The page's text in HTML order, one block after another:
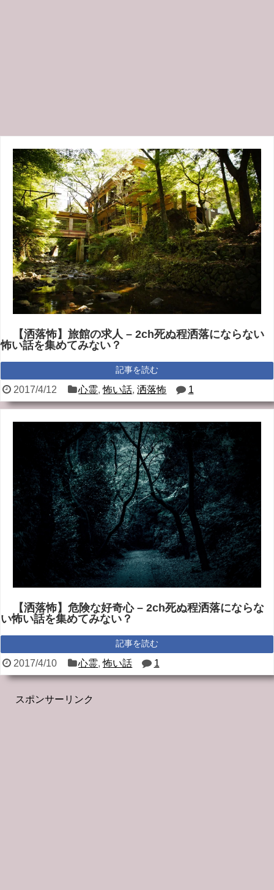
【洒落怖】旅館の求人 – 2ch死ぬ程洒落にならない
怖い話を集めてみない？
記事を読む
2017/4/12 心霊,怖い話,洒落怖 1
【洒落怖】危険な好奇心 – 2ch死ぬ程洒落にならな
い怖い話を集めてみない？
記事を読む
2017/4/10 心霊,怖い話 1
スポンサーリンク